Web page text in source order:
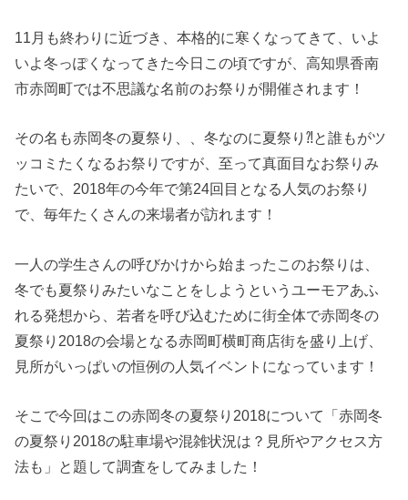
11月も終わりに近づき、本格的に寒くなってきて、いよ
いよ冬っぽくなってきた今日この頃ですが、高知県香南
市赤岡町では不思議な名前のお祭りが開催されます！
その名も赤岡冬の夏祭り、、冬なのに夏祭り⁈と誰もがツ
ッコミたくなるお祭りですが、至って真面目なお祭りみ
たいで、2018年の今年で第24回目となる人気のお祭り
で、毎年たくさんの来場者が訪れます！
一人の学生さんの呼びかけから始まったこのお祭りは、
冬でも夏祭りみたいなことをしようというユーモアあふ
れる発想から、若者を呼び込むために街全体で赤岡冬の
夏祭り2018の会場となる赤岡町横町商店街を盛り上げ、
見所がいっぱいの恒例の人気イベントになっています！
そこで今回はこの赤岡冬の夏祭り2018について「赤岡冬
の夏祭り2018の駐車場や混雑状況は？見所やアクセス方
法も」と題して調査をしてみました！